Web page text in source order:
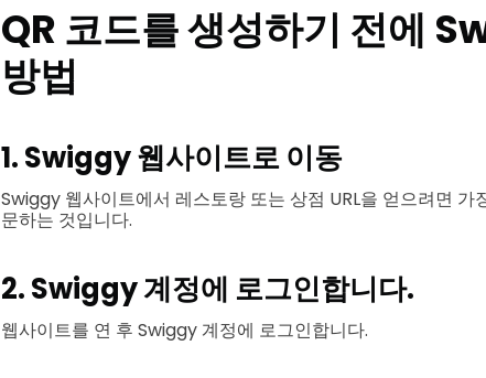
QR 코드를 생성하기 전에
방법
1. Swiggy 웹사이트로 이동
Swiggy 웹사이트에서 레스토랑 또는 상점 URL을 얻으려면
문하는 것입니다.
2. Swiggy 계정에 로그인합니다.
웹사이트를 연 후 Swiggy 계정에 로그인합니다.